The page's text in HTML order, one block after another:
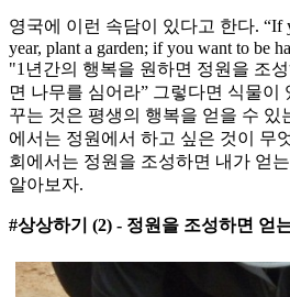
영국에 이런 속담이 있다고 한다. “If
year, plant a garden; if you want to be
"1년간의 행복을 원하면 정원을 조
면 나무를 심어라” 그렇다면 식물이
꾸는 것은 평생의 행복을 얻을 수 있
에서는 정원에서 하고 싶은 것이 무
회에서는 정원을 조성하면 내가 얻
알아보자.
#상상하기 (2) - 정원을 조성하면 얻